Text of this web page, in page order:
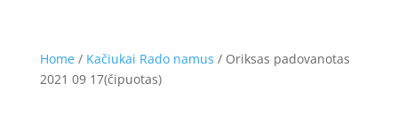
Home/ Kačiukai Rado namus / Oriksas padovanotas
2021 09 17(čipuotas)